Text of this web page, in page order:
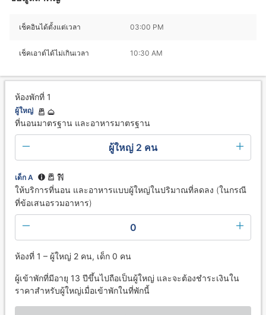
เช็คอินได้ตั้งแต่เวลา 03:00 PM
เช็คเอาต์ได้ไม่เกินเวลา 10:30 AM
ห้องพักที่ 1
ผู้ใหญ่
ที่นอนมาตรฐาน และอาหารมาตรฐาน
ผู้ใหญ่ 2 คน
เด็ก A
ให้บริการที่นอน และอาหารแบบผู้ใหญ่ในปริมาณที่ลดลง (ในกรณี
ที่ข้อเสนอรวมอาหาร)
0
ห้องที่ 1 – ผู้ใหญ่ 2 คน, เด็ก 0 คน
ผู้เข้าพักที่มีอายุ 13 ปีขึ้นไปถือเป็นผู้ใหญ่ และจะต้องชำระเงินใน
ราคาสำหรับผู้ใหญ่เมื่อเข้าพักในที่พักนี้